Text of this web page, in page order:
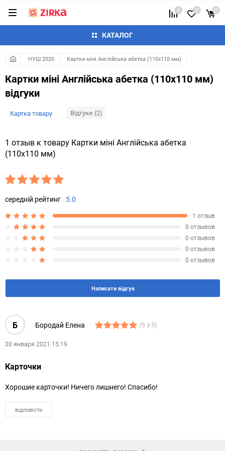
КАТАЛОГ
0 0 0
НУШ 2020 Картки міні Англійська абетка (110х110 мм)
Картки міні Англійська абетка (110х110 мм)
відгуки
Картка товару Відгуки (2)
1 отзыв к товару Картки міні Англійська абетка
(110х110 мм)
5.0
середній рейтинг
1 отзыв
0 отзывов
0 отзывов
0 отзывов
0 отзывов
Написати відгук
Б Бородай Елена (5 з 5)
30 января 2021 15:19
Карточки
Хорошие карточки! Ничего лишнего! Спасибо!
відповісти